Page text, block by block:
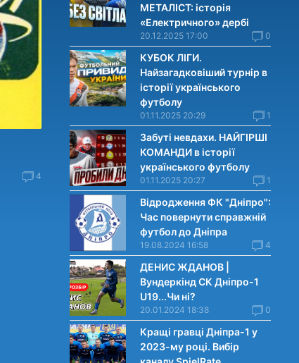
4
МЕТАЛІСТ: історія
«Електричного» дербі
20.12.2025 17:00 0
КУБОК ЛІГИ.
Найзагадковіший турнір в
історії українського
футболу
01.11.2025 20:29 1
Забуті невдахи. НАЙГІРШІ
КОМАНДИ в історії
українського футболу
01.11.2025 20:27 1
Відродження ФК "Дніпро":
Час повернути справжній
футбол до Дніпра
19.08.2024 16:58 4
ДЕНИС ЖДАНОВ |
Вундеркінд СК Дніпро-1
U19...Чи нi?
20.01.2024 18:38 0
Кращі гравці Дніпра-1 у
2023-му році. Вибiр